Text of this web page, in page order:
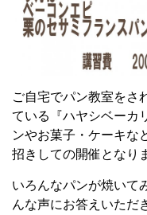
ご自宅でパン教室をさ
ている『ハヤシベーカ
ンやお菓子・ケーキな
招きしての開催となり
いろんなパンが焼いて
んな声にお答えいただ